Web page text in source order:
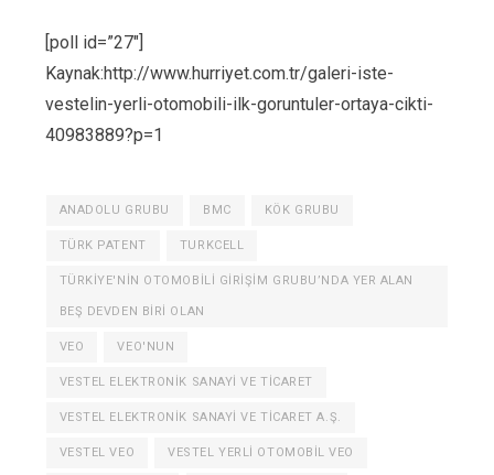
[poll id=”27″]
Kaynak:http://www.hurriyet.com.tr/galeri-iste-
vestelin-yerli-otomobili-ilk-goruntuler-ortaya-cikti-
40983889?p=1
ANADOLU GRUBU BMC KÖK GRUBU
TÜRK PATENT TURKCELL
TÜRKIYE'NIN OTOMOBILI GIRIŞIM GRUBU’NDA YER ALAN
BEŞ DEVDEN BIRI OLAN
VEO VEO'NUN
VESTEL ELEKTRONIK SANAYI VE TICARET
VESTEL ELEKTRONIK SANAYI VE TICARET A.Ş.
VESTEL VEO VESTEL YERLI OTOMOBIL VEO